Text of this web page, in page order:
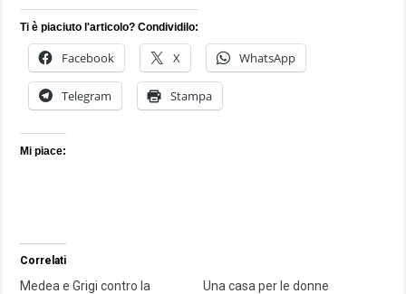
Ti è piaciuto l'articolo? Condividilo:
Facebook X WhatsApp
Telegram Stampa
Mi piace:
Correlati
Medea e Grigi contro la
Una casa per le donne